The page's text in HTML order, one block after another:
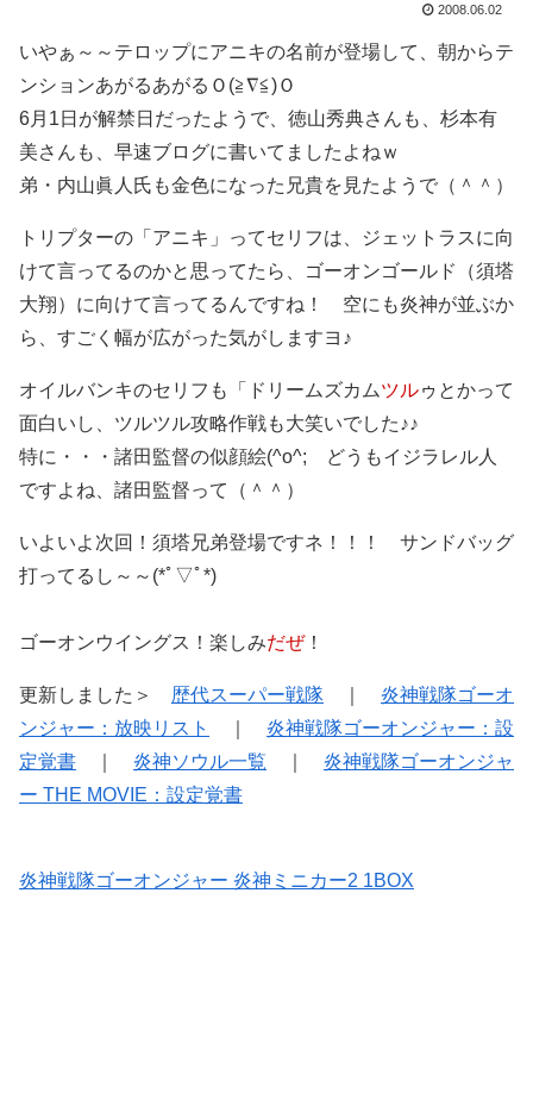
2008.06.02
いやぁ～～テロップにアニキの名前が登場して、朝からテ
ンションあがるあがるＯ(≧∇≦)Ｏ
6月1日が解禁日だったようで、徳山秀典さんも、杉本有
美さんも、早速ブログに書いてましたよねｗ
弟・内山眞人氏も金色になった兄貴を見たようで（＾＾）
トリプターの「アニキ」ってセリフは、ジェットラスに向
けて言ってるのかと思ってたら、ゴーオンゴールド（須塔
大翔）に向けて言ってるんですね！ 空にも炎神が並ぶか
ら、すごく幅が広がった気がしますヨ♪
オイルバンキのセリフも「ドリームズカムツルゥとかって
面白いし、ツルツル攻略作戦も大笑いでした♪♪
特に・・・諸田監督の似顔絵(^o^; どうもイジラレル人
ですよね、諸田監督って（＾＾）
いよいよ次回！須塔兄弟登場ですネ！！！ サンドバッグ
打ってるし～～(*ﾟ▽ﾟ*)
ゴーオンウイングス！楽しみだぜ！
更新しました＞ 歴代スーパー戦隊
炎神戦隊ゴーオ
ンジャー：放映リスト
炎神戦隊ゴーオンジャー：設
定覚書
炎神ソウル一覧
炎神戦隊ゴーオンジャ
ー THE MOVIE：設定覚書
炎神戦隊ゴーオンジャー 炎神ミニカー2 1BOX